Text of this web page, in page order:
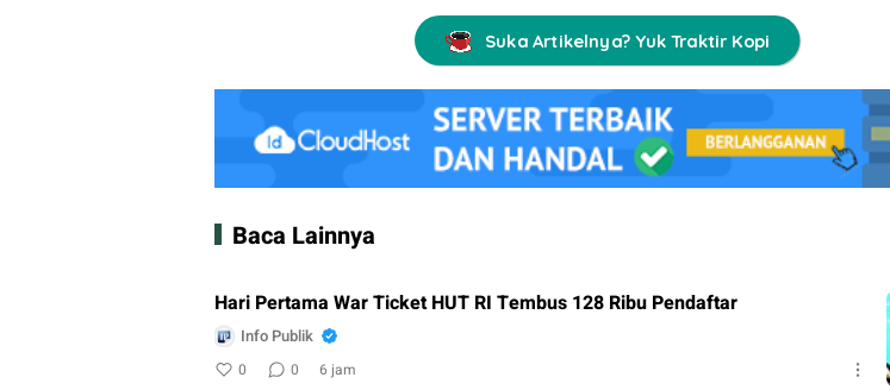
Suka Artikelnya? Yuk Traktir Kopi
Baca Lainnya
Hari Pertama War Ticket HUT RI Tembus 128 Ribu Pendaftar
Info Publik
0 0 6 jam